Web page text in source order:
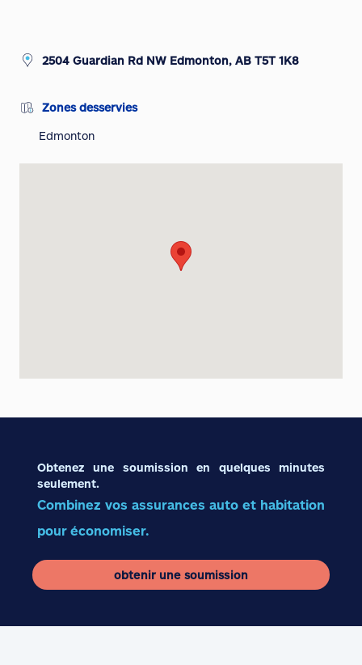
2504 Guardian Rd NW Edmonton, AB T5T 1K8
Zones desservies
Edmonton
Obtenez une soumission en quelques minutes
seulement.
Combinez vos assurances auto et habitation
pour économiser.
obtenir une soumission